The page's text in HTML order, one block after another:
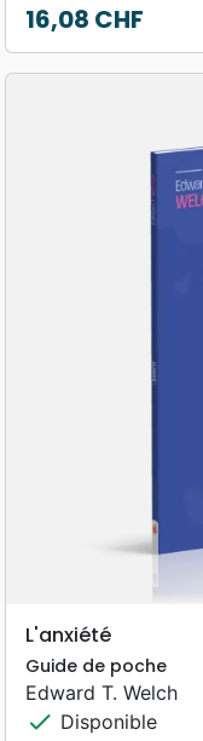
Prix
16,08 CHF
L'anxiété
Guide de poche
Edward T. Welch
check Disponible